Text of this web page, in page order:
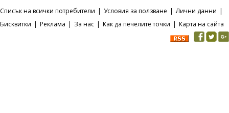
Списък на всички потребители | Условия за ползване | Лични данни |
Бисквитки | Реклама | За нас | Как да печелите точки | Карта на сайта